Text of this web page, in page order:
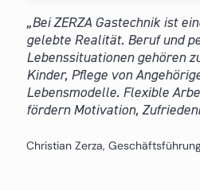
Bei ZERZA Gastechnik ist
gelebte Realität. Beruf und
Lebenssituationen gehören
Kinder, Pflege von
Lebensmodelle. Flexible
fördern Motivation,
Christian Zerza,